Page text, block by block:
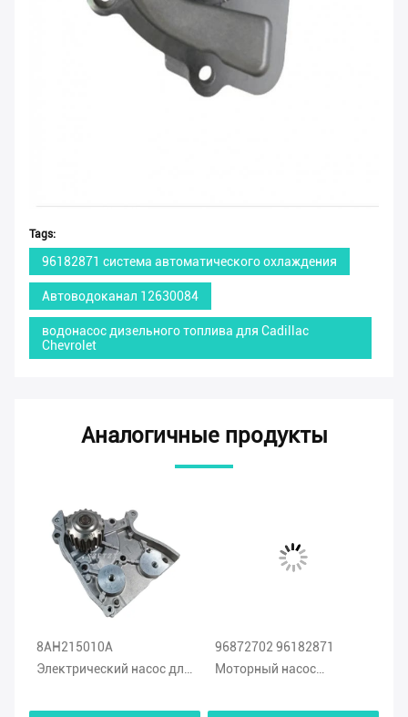
Tags:
96182871 система автоматического охлаждения
Автоводоканал 12630084
водонасос дизельного топлива для Cadillac
Chevrolet
Аналогичные продукты
8AH215010A
Электрический насос для
Замена двигателя
96872702 96182871
Моторный насос
Chevrolet Pontiac